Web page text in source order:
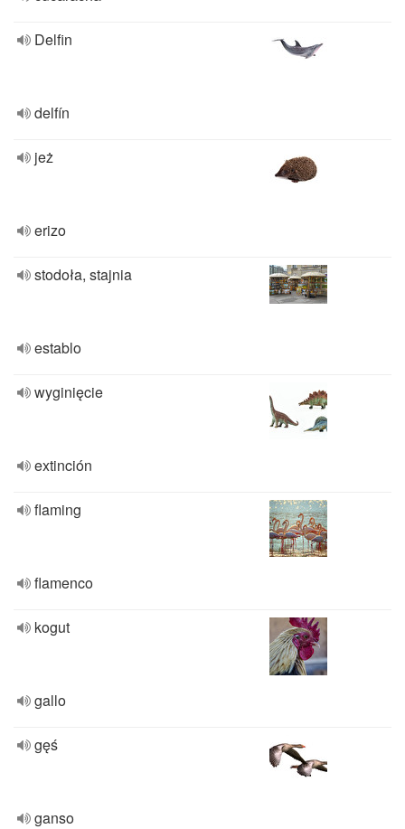
Delfin
delfín
jeż
erizo
stodoła, stajnia
establo
wyginięcie
extinción
flaming
flamenco
kogut
gallo
gęś
ganso